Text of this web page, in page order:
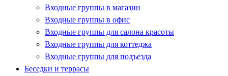
Входные группы в магазин
Входные группы в офис
Входные группы для салона красоты
Входные группы для коттеджа
Входные группы для подъезда
Беседки и террасы